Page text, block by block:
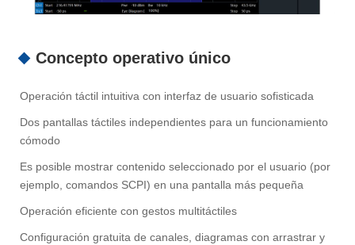
Concepto operativo único
Operación táctil intuitiva con interfaz de usuario sofisticada
Dos pantallas táctiles independientes para un funcionamiento
cómodo
Es posible mostrar contenido seleccionado por el usuario (por
ejemplo, comandos SCPI) en una pantalla más pequeña
Operación eficiente con gestos multitáctiles
Configuración gratuita de canales, diagramas con arrastrar y